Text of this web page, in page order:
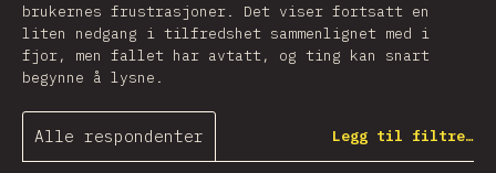
brukernes frustrasjoner. Det viser fortsatt en
liten nedgang i tilfredshet sammenlignet med i
fjor, men fallet har avtatt, og ting kan snart
begynne å lysne.
Alle respondenter Legg til filtre…